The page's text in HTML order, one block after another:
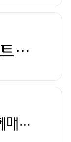
당신이 찾던 그 폰트, 헤매지 말고 바로 폰코!
당신이 찾던 그 폰트, 헤매지 말고 바로 폰코!